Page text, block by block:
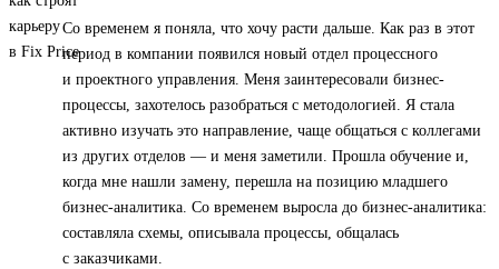
Со временем я поняла, что хочу расти дальше. Как раз в этот
период в компании появился новый отдел процессного
и проектного управления. Меня заинтересовали бизнес-
процессы, захотелось разобраться с методологией. Я стала
активно изучать это направление, чаще общаться с коллегами
из других отделов — и меня заметили. Прошла обучение и,
когда мне нашли замену, перешла на позицию младшего
бизнес-аналитика. Со временем выросла до бизнес-аналитика:
составляла схемы, описывала процессы, общалась
с заказчиками.